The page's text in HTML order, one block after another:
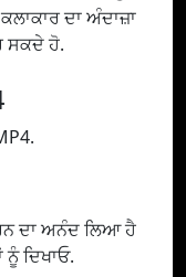
ਦਾ ਅੰਦਾਜ਼ਾ
ਸਕਦੇ ਹੋ.
ਦਾ ਅਨੰਦ ਲਿਆ ਹੈ
ਦਿਖਾਓ.